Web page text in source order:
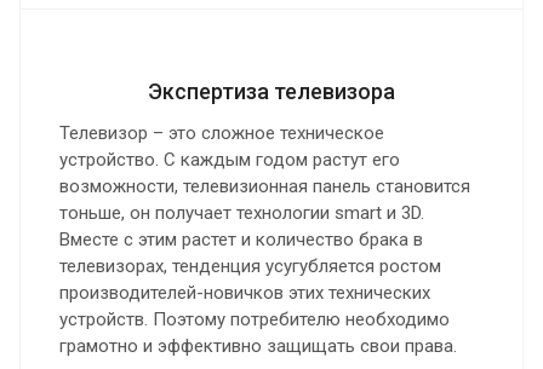
Экспертиза телевизора
Телевизор – это сложное техническое
устройство. С каждым годом растут его
возможности, телевизионная панель становится
тоньше, он получает технологии smart и 3D.
Вместе с этим растет и количество брака в
телевизорах, тенденция усугубляется ростом
производителей-новичков этих технических
устройств. Поэтому потребителю необходимо
грамотно и эффективно защищать свои права.